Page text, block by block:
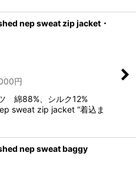
nep sweat zip jacket・
円
綿88%、シルク12%
sweat zip jacket “着込ま
nep sweat baggy